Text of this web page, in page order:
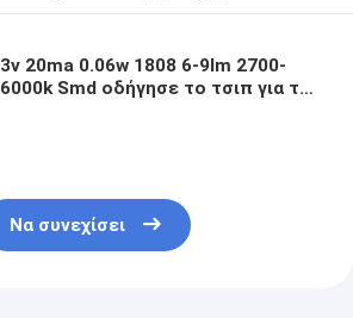
3v 20ma 0.06w 1808 6-9lm 2700-
6000k Smd οδήγησε το τσιπ για την
Να συνεχίσει